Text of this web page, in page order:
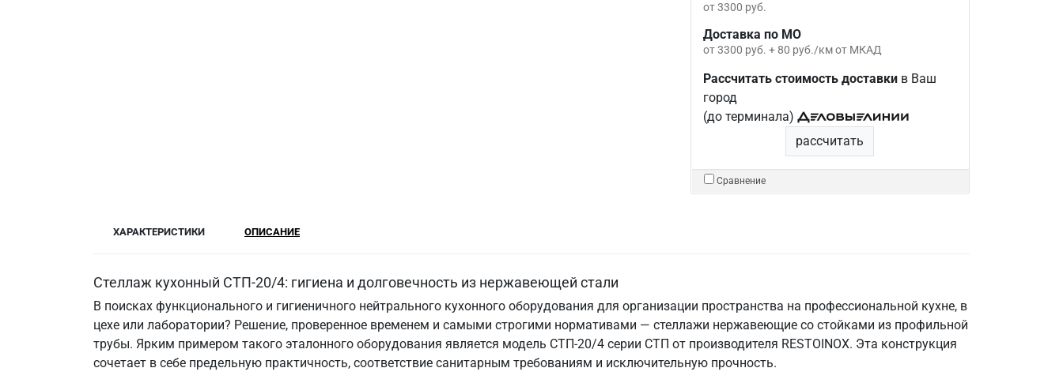
от 3300 руб.
Доставка по МО
от 3300 руб. + 80 руб./км от МКАД
Рассчитать стоимость доставкив Ваш
город
(до терминала)
рассчитать
Сравнение
ХАРАКТЕРИСТИКИ ОПИСАНИЕ
Стеллаж кухонный СТП-20/4: гигиена и долговечность из нержавеющей стали
В поисках функционального и гигиеничного нейтрального кухонного оборудования для организации пространства на профессиональной кухне, в
цехе или лаборатории? Решение, проверенное временем и самыми строгими нормативами — стеллажи нержавеющие со стойками из профильной
трубы. Ярким примером такого эталонного оборудования является модель СТП-20/4 серии СТП от производителя RESTOINOX. Эта конструкция
сочетает в себе предельную практичность, соответствие санитарным требованиям и исключительную прочность.